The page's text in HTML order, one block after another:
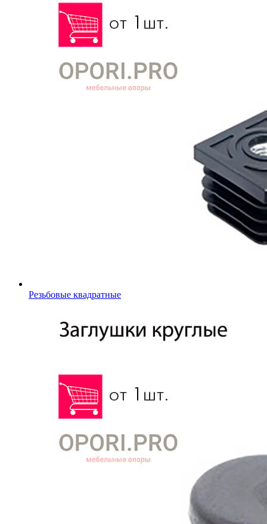
Резьбовые квадратные